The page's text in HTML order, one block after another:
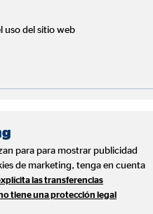
que sacar una rentabilidad
de la entidad con la
la entidad necesitas
capital. Esta entidad debe
de Depósitos, que por
en el caso de que deposites
Más info, pinchando
uso del sitio web
para para mostrar publicidad
de marketing, tenga en cuenta
las transferencias
tiene una protección legal